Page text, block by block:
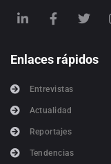
Enlaces rápidos
Entrevistas
Actualidad
Reportajes
Tendencias